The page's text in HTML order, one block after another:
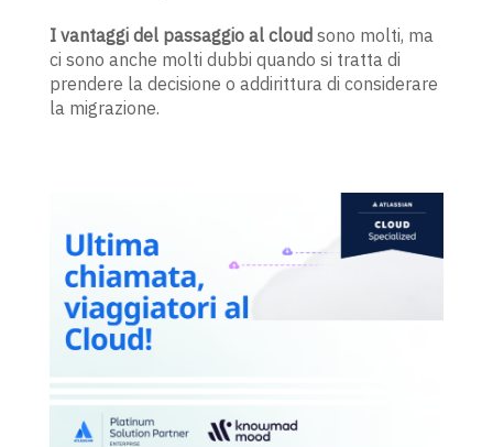
I vantaggi del passaggio al cloud sono molti, ma
ci sono anche molti dubbi quando si tratta di
prendere la decisione o addirittura di considerare
la migrazione.